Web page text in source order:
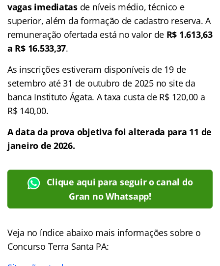
vagas imediatasde níveis médio, técnico e
superior, além da formação de cadastro reserva. A
remuneração ofertada está no valor de R$ 1.613,63
a R$ 16.533,37.
As inscrições estiveram disponíveis de 19 de
setembro até 31 de outubro de 2025 no site da
banca Instituto Ágata. A taxa custa de R$ 120,00 a
R$ 140,00.
A data da prova objetiva foi alterada para 11 de
janeiro de 2026.
Clique aqui para seguir o canal do
Gran no Whatsapp!
Veja no índice abaixo mais informações sobre o
Concurso Terra Santa PA: